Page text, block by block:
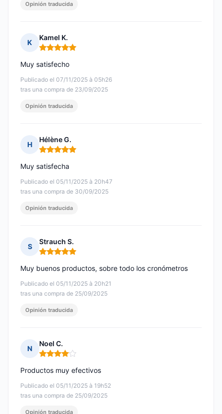
Opinión traducida
K
Kamel K.
Nota: 5 de 5
Publicado el 07/11/2025 à 05h26
tras una compra de 23/09/2025
Muy satisfecho
Opinión traducida
H
Hélène G.
Nota: 5 de 5
Publicado el 05/11/2025 à 20h47
tras una compra de 30/09/2025
Muy satisfecha
Opinión traducida
S
Strauch S.
Nota: 5 de 5
Publicado el 05/11/2025 à 20h21
tras una compra de 25/09/2025
Muy buenos productos, sobre todo los cronómetros
Opinión traducida
N
Noel C.
Nota: 4 de 5
Publicado el 05/11/2025 à 19h52
tras una compra de 25/09/2025
Productos muy efectivos
Opinión traducida